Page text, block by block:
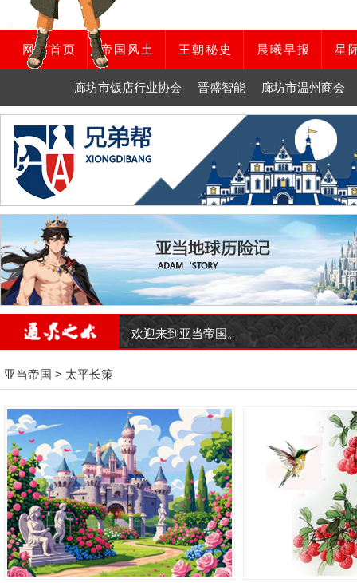
网站首页 帝国风土 王朝秘史 晨曦早报 星
廊坊市饭店行业协会 晋盛智能 廊坊市温州商会
欢迎来到亚当帝国。
亚当帝国 > 太平长策